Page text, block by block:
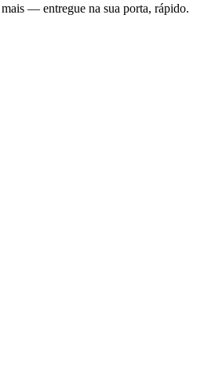
— entregue na sua porta, rápido.